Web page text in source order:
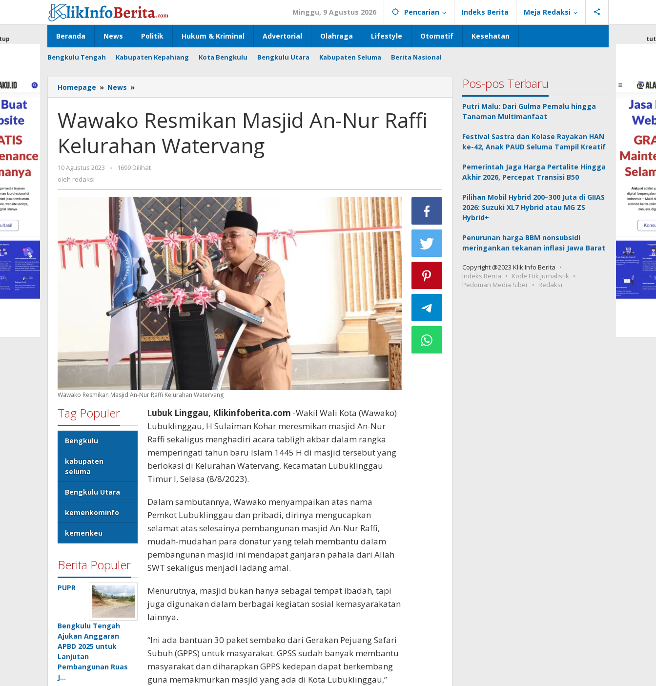
konten
Minggu, 9 Agustus 2026 Pencarian Indeks Berita Meja Redaksi
Beranda News Politik Hukum & Kriminal Advertorial Olahraga Lifestyle Otomatif Kesehatan
Bengkulu Tengah Kabupaten Kepahiang Kota Bengkulu Bengkulu Utara Kabupaten Seluma Berita Nasional
Homepage » News »
Resmikan
An-
Nur
Kelurahan
Wawako Resmikan Masjid An-Nur Raffi
Kelurahan Watervang
10 Agustus 2023
oleh
-
1699 Dilihat
oleh redaksi
Wawako Resmikan Masjid An-Nur Raffi Kelurahan Watervang
Tag Populer
Bengkulu
kabupaten
seluma
Bengkulu Utara
kemenkominfo
kemenkeu
Berita Populer
PUPR
Bengkulu Tengah
Ajukan Anggaran
APBD 2025 untuk
Lanjutan
Pembangunan Ruas
J…
Lubuk Linggau, Klikinfoberita.com -Wakil Wali Kota (Wawako)
Lubuklinggau, H Sulaiman Kohar meresmikan masjid An-Nur
Raffi sekaligus menghadiri acara tabligh akbar dalam rangka
memperingati tahun baru Islam 1445 H di masjid tersebut yang
berlokasi di Kelurahan Watervang, Kecamatan Lubuklinggau
Timur l, Selasa (8/8/2023).
Dalam sambutannya, Wawako menyampaikan atas nama
Pemkot Lubuklinggau dan pribadi, dirinya mengucapkan
selamat atas selesainya pembangunan masjid An-Nur Raffi,
mudah-mudahan para donatur yang telah membantu dalam
pembangunan masjid ini mendapat ganjaran pahala dari Allah
SWT sekaligus menjadi ladang amal.
Menurutnya, masjid bukan hanya sebagai tempat ibadah, tapi
juga digunakan dalam berbagai kegiatan sosial kemasyarakatan
lainnya.
“Ini ada bantuan 30 paket sembako dari Gerakan Pejuang Safari
Subuh (GPPS) untuk masyarakat. GPSS sudah banyak membantu
masyarakat dan diharapkan GPPS kedepan dapat berkembang
guna memakmurkan masjid yang ada di Kota Lubuklinggau,”
Pos-pos Terbaru
Putri Malu: Dari Gulma Pemalu hingga
Tanaman Multimanfaat
Festival Sastra dan Kolase Rayakan HAN
ke-42, Anak PAUD Seluma Tampil Kreatif
Pemerintah Jaga Harga Pertalite Hingga
Akhir 2026, Percepat Transisi B50
Pilihan Mobil Hybrid 200–300 Juta di GIIAS
2026: Suzuki XL7 Hybrid atau MG ZS
Hybrid+
Penurunan harga BBM nonsubsidi
meringankan tekanan inflasi Jawa Barat
Copyright @2023 Klik Info Berita
Indeks Berita
Kode Etik Jurnalistik
Pedoman Media Siber
Redaksi